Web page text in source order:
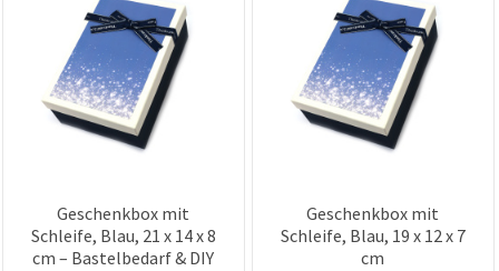
Geschenkbox mit
Schleife, Blau, 21 x 14 x 8
cm – Bastelbedarf & DIY
Geschenkbox mit
Schleife, Blau, 19 x 12 x 7
cm